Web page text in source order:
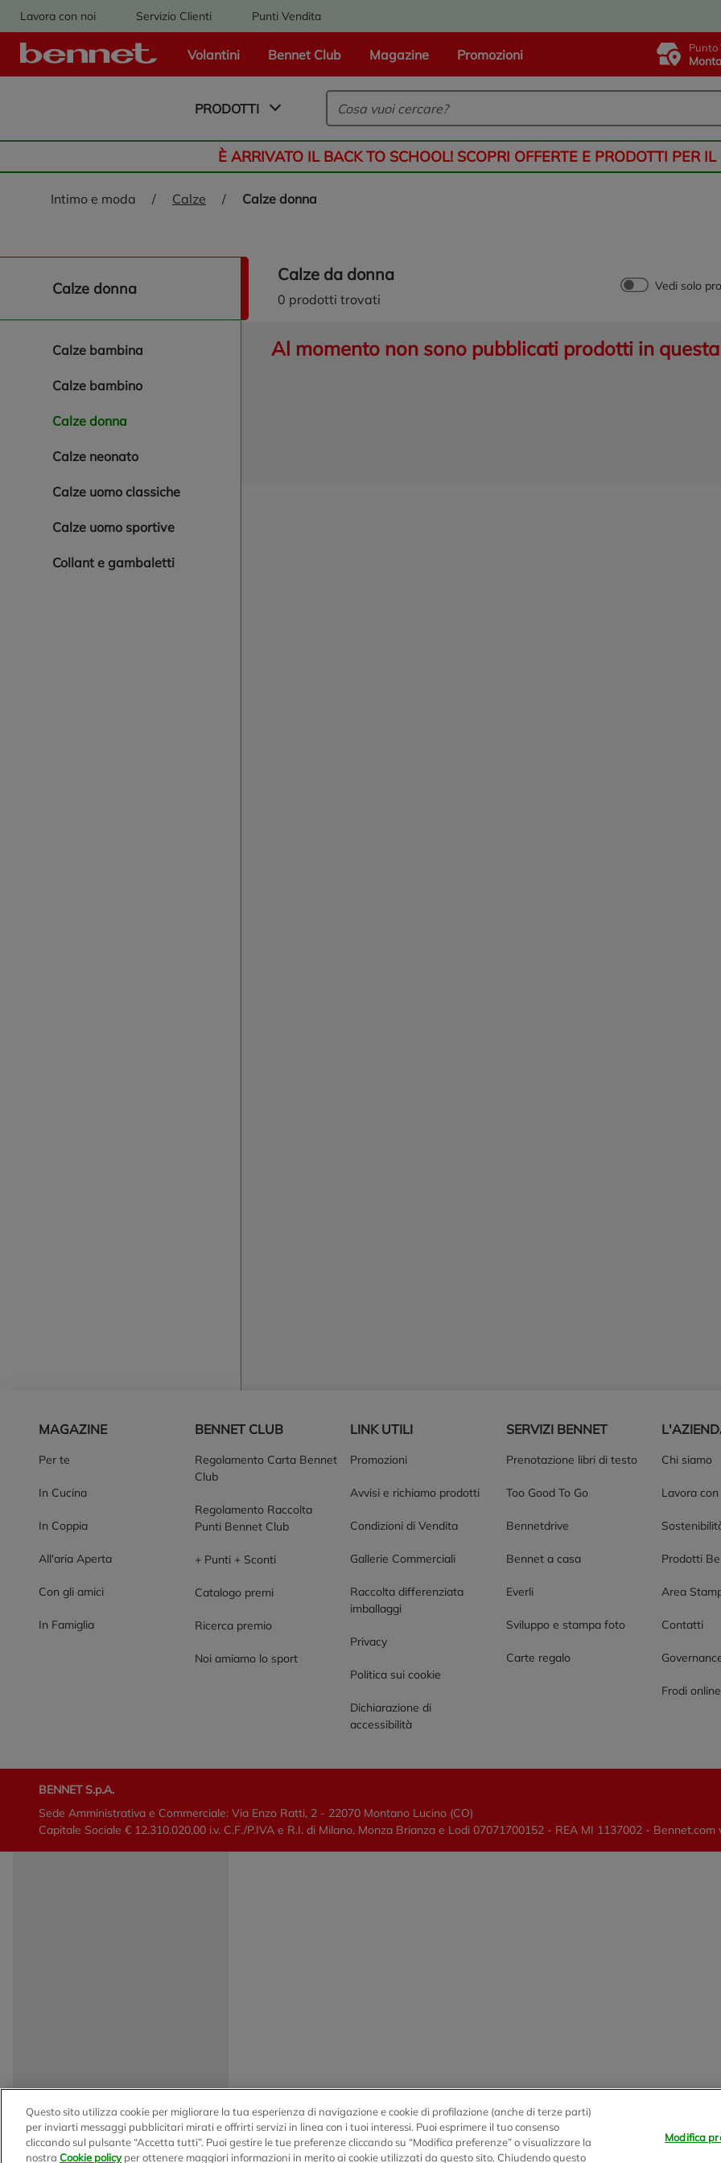
Lavora con noi Servizio Clienti Punti Vendita
Volantini Bennet Club Magazine Promozioni Punto
Logo Bennet - Torna alla homepage
PRODOTTI
È ARRIVATO IL BACK TO SCHOOL! SCOPRI OFFERTE E PRODOTTI PER
intimo e moda / calze / calze donna
naviga/filtra calze donna
calze donna
calze bambina
calze bambino
calze donna
calze neonato
calze uomo classiche
calze uomo sportive
collant e gambaletti
calze da donna
0 prodotti trovati
Vedi solo
Al momento non sono pubblicati prodotti in
MAGAZINE
Per te
In Cucina
In Coppia
All'aria Aperta
Con gli amici
In Famiglia
BENNET CLUB
Regolamento Carta Bennet
Club
Regolamento Raccolta
Punti Bennet Club
+ Punti + Sconti
Catalogo premi
Ricerca premio
Noi amiamo lo sport
LINK UTILI
Promozioni
Avvisi e richiamo prodotti
Condizioni di Vendita
Gallerie Commerciali
Raccolta differenziata
imballaggi
Privacy
Politica sui cookie
Dichiarazione di
accessibilità
SERVIZI BENNET
Prenotazione libri di testo
Too Good To Go
Bennetdrive
Bennet a casa
Everli
Sviluppo e stampa foto
Carte regalo
Chi siamo
Lavora
Prodotti
Area
Contatti
Frodi online
BENNET S.p.A.
Sede Amministrativa e Commerciale: Via Enzo Ratti, 2 - 22070 Montano Lucino (CO)
Capitale Sociale € 12.310.020,00 i.v. C.F./P.IVA e R.I. di Milano, Monza Brianza e Lodi 07071700152 - REA MI 1137002 -
Questo sito utilizza cookie per migliorare la tua esperienza di navigazione e cookie di profilazione (anche di terze parti)
per inviarti messaggi pubblicitari mirati e offrirti servizi in linea con i tuoi interessi. Puoi esprimere il tuo consenso
cliccando sul pulsante “Accetta tutti”. Puoi gestire le tue preferenze cliccando su “Modifica preferenze” o visualizzare la
nostra Cookie policyper ottenere maggiori informazioni in merito ai cookie utilizzati da questo sito. Chiudendo questo
Modifica